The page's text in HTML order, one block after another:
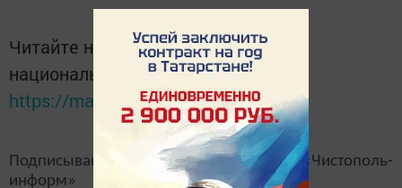
Читайте новости Татарстана в
национальном мессенджере MАХ:
https://max.ru/tatmedia
Подписывайтесь на нашканалMAX «Чистополь-
информ»